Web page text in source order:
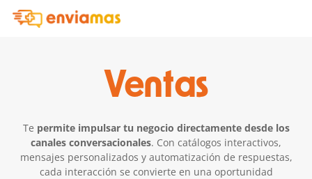
Ventas
Te permite impulsar tu negocio directamente desde los
canales conversacionales. Con catálogos interactivos,
mensajes personalizados y automatización de respuestas,
cada interacción se convierte en una oportunidad